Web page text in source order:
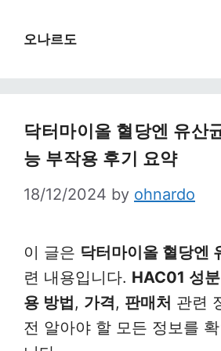
오나르도
닥터마이올 혈당엔 유산
능 부작용 후기 요약
18/12/2024 by ohnardo
이 글은 닥터마이올 혈당엔
련 내용입니다. HAC01 성분
용 방법, 가격, 판매처 관련
전 알아야 할 모든 정보를